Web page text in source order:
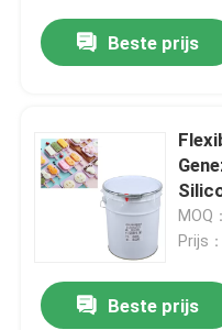
Beste prijs
MOQ
Prijs
Beste prijs